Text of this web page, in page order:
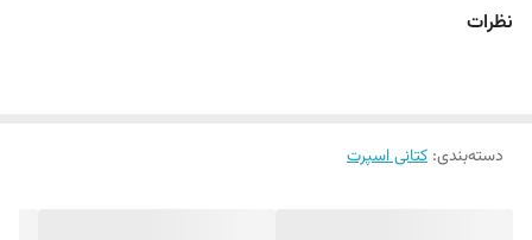
نظرات
دسته‌بندی: کتانی اسپرت